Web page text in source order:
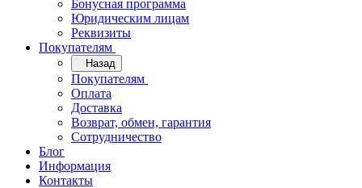
Бонусная программа
Юридическим лицам
Реквизиты
Покупателям
Назад
Покупателям
Оплата
Доставка
Возврат, обмен, гарантия
Сотрудничество
Блог
Информация
Контакты